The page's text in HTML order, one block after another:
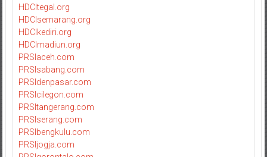
HDCItegal.org
HDCIsemarang.org
HDCIkediri.org
HDCImadiun.org
PRSIaceh.com
PRSIsabang.com
PRSIdenpasar.com
PRSIcilegon.com
PRSItangerang.com
PRSIserang.com
PRSIbengkulu.com
PRSIjogja.com